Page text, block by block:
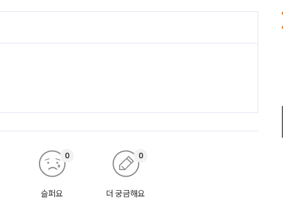
슬퍼요
0
더 궁금해요
0